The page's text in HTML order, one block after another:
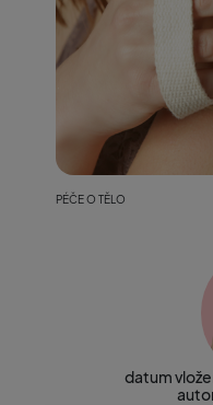
PÉČE O TĚLO
datum